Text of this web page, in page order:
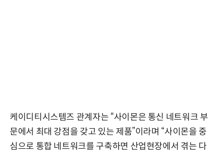
케이디티시스템즈 관계자는 “사이몬은 통신 네트워크 부
문에서 최대 강점을 갖고 있는 제품”이라며 “사이몬을 중
심으로 통합 네트워크를 구축하면 산업현장에서 겪는 다